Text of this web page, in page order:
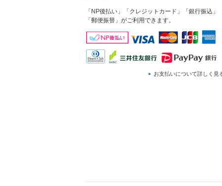
「NP後払い」「クレジットカード」「銀行振込」
「郵便振替」がご利用できます。
お支払いについて詳しく見